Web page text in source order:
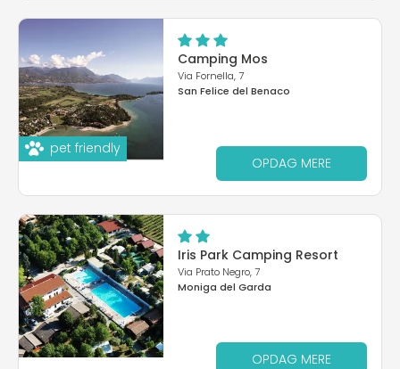
pet friendly
Camping Mos
Via Fornella, 7
San Felice del Benaco
OPDAG MERE
Iris Park Camping Resort
Via Prato Negro, 7
Moniga del Garda
OPDAG MERE